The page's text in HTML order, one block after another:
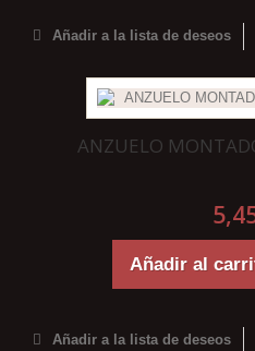
Añadir a la lista de deseos
ANZUELO
Añadir al
Añadir a la lista de deseos